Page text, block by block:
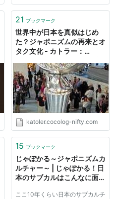
1916年 王立美術歴史博物館、ブ
り棚：...
21 ブックマーク
世界中が日本を真似はじめ
た？ジャポニズムの再来とオ
タク文化 - カトラー：
論
katoler.cocolog-nifty.com
15 ブックマーク
じゃぽかる～ジャポニズムカ
ルチャー～ | じゃぽかる！日
本のサブカルはこんなに面白
ここ10年くらい日本のサブカルチ